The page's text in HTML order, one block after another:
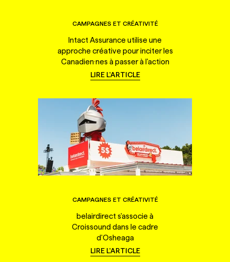
CAMPAGNES ET CRÉATIVITÉ
Intact Assurance utilise une
approche créative pour inciter les
Canadien·nes à passer à l'action
LIRE L'ARTICLE
CAMPAGNES ET CRÉATIVITÉ
belairdirect s'associe à
Croissound dans le cadre
d'Osheaga
LIRE L'ARTICLE